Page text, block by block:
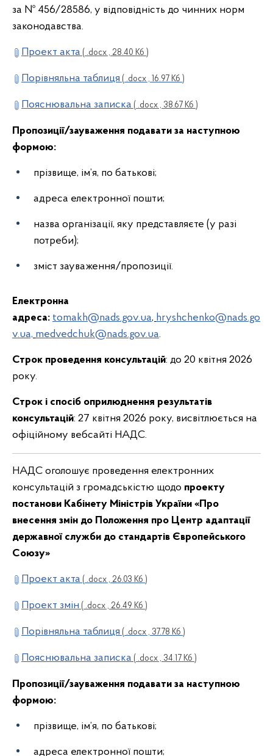
за № 456/28586, у відповідність до чинних норм
законодавства.
Проект акта ( .docx , 28.40 Кб )
Порівняльна таблиця ( .docx , 16.97 Кб )
Пояснювальна записка ( .docx , 38.67 Кб )
Пропозиції/зауваження подавати за наступною
формою:
прізвище, ім’я, по батькові;
адреса електронної пошти;
назва організації, яку представляєте (у разі
потреби);
зміст зауваження/пропозиції.
Електронна
адреса: tomakh@nads.gov.ua, hryshchenko@nads.go
v.ua, medvedchuk@nads.gov.ua.
Строк проведення консультацій: до 20 квітня 2026
року.
Строк і спосіб оприлюднення результатів
консультацій: 27 квітня 2026 року, висвітлюється на
офіційному вебсайті НАДС.
НАДС оголошує проведення електронних
консультацій з громадськістю щодо проекту
постанови Кабінету Міністрів України «Про
внесення змін до Положення про Центр адаптації
державної служби до стандартів Європейського
Союзу»
Проект акта ( .docx , 26.03 Кб )
Проект змін ( .docx , 26.49 Кб )
Порівняльна таблиця ( .docx , 37.78 Кб )
Пояснювальна записка ( .docx , 34.17 Кб )
Пропозиції/зауваження подавати за наступною
формою:
прізвище, ім’я, по батькові;
адреса електронної пошти;